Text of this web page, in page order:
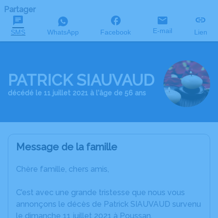
Partager
SMS WhatsApp Facebook E-mail Lien
PATRICK SIAUVAUD
décédé le 11 juillet 2021 à l'âge de 56 ans
Message de la famille
Chère famille, chers amis,
C’est avec une grande tristesse que nous vous
annonçons le décès de Patrick SIAUVAUD survenu
le dimanche 11 juillet 2021 à Poussan.